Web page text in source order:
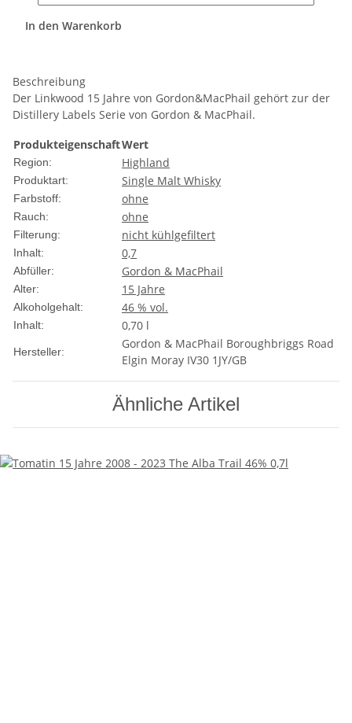
In den Warenkorb
Beschreibung
Der Linkwood 15 Jahre von Gordon&MacPhail gehört zur der
Distillery Labels Serie von Gordon & MacPhail.
ProdukteigenschaftWert
Region: Highland
Produktart: Single Malt Whisky
Farbstoff: ohne
Rauch: ohne
Filterung: nicht kühlgefiltert
Inhalt: 0,7
Abfüller: Gordon & MacPhail
Alter: 15 Jahre
Alkoholgehalt: 46 % vol.
Inhalt: 0,70 l
Hersteller:
Gordon & MacPhail Boroughbriggs Road
Elgin Moray IV30 1JY/GB
Ähnliche Artikel